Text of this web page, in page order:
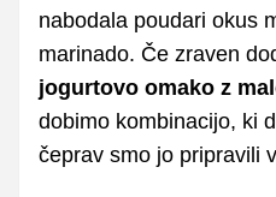
nabodala poudari okus
marinado. Če zraven
jogurtovo omako z
dobimo kombinacijo, ki
čeprav smo jo pripravili